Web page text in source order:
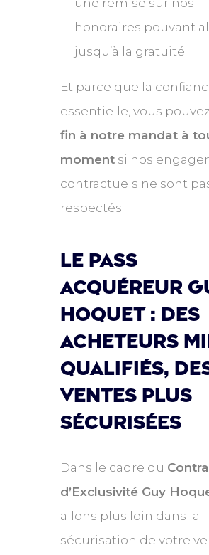
honoraires pouvant
jusqu’à la gratuité.
Et parce que la
essentielle, vous pouvez
fin à notre mandat à
moment si nos
contractuels ne sont
respectés.
Le pass
acquéreur
hoquet : des
acheteurs
qualifiés,
ventes plus
sécurisées
Dans le cadre du
d’Exclusivité Guy
allons plus loin dans la
sécurisation de votre